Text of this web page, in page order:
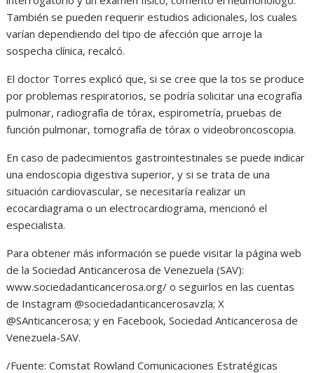
También se pueden requerir estudios adicionales, los cuales
varían dependiendo del tipo de afección que arroje la
sospecha clínica, recalcó.
El doctor Torres explicó que, si se cree que la tos se produce
por problemas respiratorios, se podría solicitar una ecografía
pulmonar, radiografía de tórax, espirometría, pruebas de
función pulmonar, tomografía de tórax o videobroncoscopia.
En caso de padecimientos gastrointestinales se puede indicar
una endoscopia digestiva superior, y si se trata de una
situación cardiovascular, se necesitaría realizar un
ecocardiagrama o un electrocardiograma, mencionó el
especialista.
Para obtener más información se puede visitar la página web
de la Sociedad Anticancerosa de Venezuela (SAV):
www.sociedadanticancerosa.org/ o seguirlos en las cuentas
de Instagram @sociedadanticancerosavzla; X
@SAnticancerosa; y en Facebook, Sociedad Anticancerosa de
Venezuela-SAV.
/Fuente: Comstat Rowland Comunicaciones Estratégicas